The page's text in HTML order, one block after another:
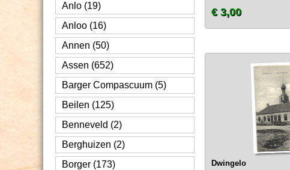
Anlo (19)
Anloo (16)
Annen (50)
Assen (652)
Barger Compascuum (5)
Beilen (125)
Benneveld (2)
Berghuizen (2)
Borger (173)
€ 3,00
Dwingelo